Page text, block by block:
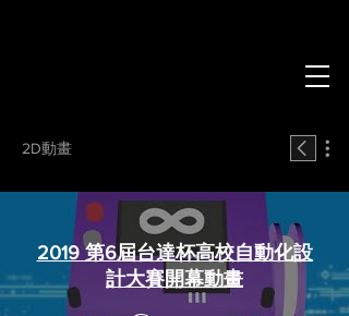
2D動畫
2019 第6屆台達杯高校自動化設
計大賽開幕動畫